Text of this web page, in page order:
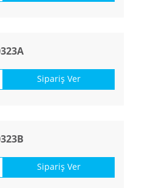
Sipariş Ver
Sipariş Ver